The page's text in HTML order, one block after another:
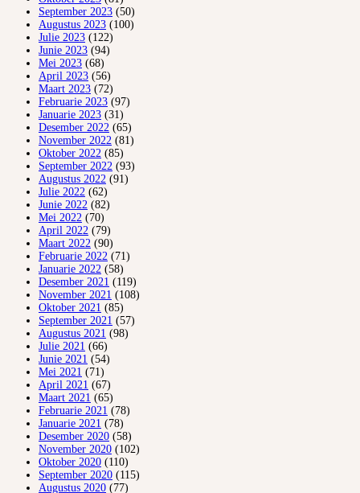
September 2023 (50)
Augustus 2023 (100)
Julie 2023 (122)
Junie 2023 (94)
Mei 2023 (68)
April 2023 (56)
Maart 2023 (72)
Februarie 2023 (97)
Januarie 2023 (31)
Desember 2022 (65)
November 2022 (81)
Oktober 2022 (85)
September 2022 (93)
Augustus 2022 (91)
Julie 2022 (62)
Junie 2022 (82)
Mei 2022 (70)
April 2022 (79)
Maart 2022 (90)
Februarie 2022 (71)
Januarie 2022 (58)
Desember 2021 (119)
November 2021 (108)
Oktober 2021 (85)
September 2021 (57)
Augustus 2021 (98)
Julie 2021 (66)
Junie 2021 (54)
Mei 2021 (71)
April 2021 (67)
Maart 2021 (65)
Februarie 2021 (78)
Januarie 2021 (78)
Desember 2020 (58)
November 2020 (102)
Oktober 2020 (110)
September 2020 (115)
Augustus 2020 (77)